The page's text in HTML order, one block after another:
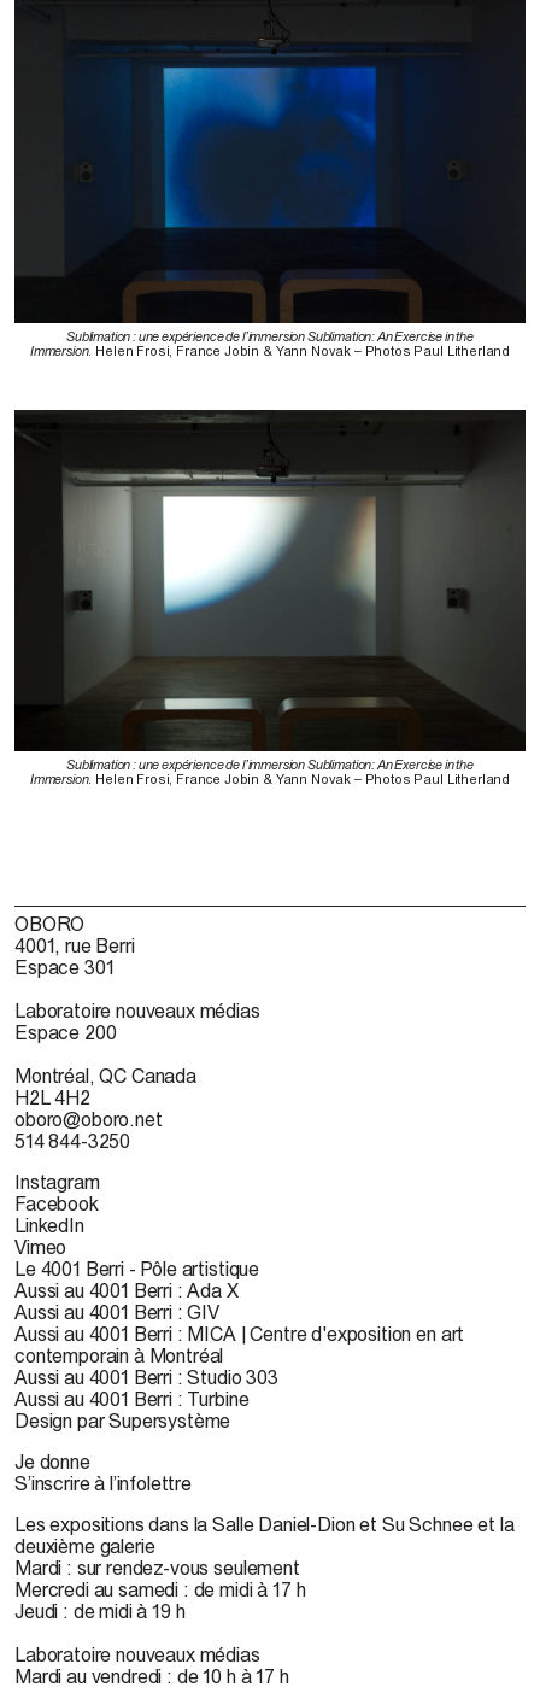
Sublimation : une expérience de l’immersion Sublimation: An Exercise in the
Immersion. Helen Frosi, France Jobin & Yann Novak – Photos Paul Litherland
Sublimation : une expérience de l’immersion Sublimation: An Exercise in the
Immersion. Helen Frosi, France Jobin & Yann Novak – Photos Paul Litherland
OBORO
4001, rue Berri
Espace 301
Laboratoire nouveaux médias
Espace 200
Montréal, QC Canada
H2L 4H2
oboro@oboro.net
514 844-3250
Instagram
Facebook
LinkedIn
Vimeo
Le 4001 Berri - Pôle artistique
Aussi au 4001 Berri : Ada X
Aussi au 4001 Berri : GIV
Aussi au 4001 Berri : MICA | Centre d'exposition en art
contemporain à Montréal
Aussi au 4001 Berri : Studio 303
Aussi au 4001 Berri : Turbine
Design par Supersystème
Je donne
S’inscrire à l’infolettre
Les expositions dans la Salle Daniel-Dion et Su Schnee et la
deuxième galerie
Mardi : sur rendez-vous seulement
Mercredi au samedi : de midi à 17 h
Jeudi : de midi à 19 h
Laboratoire nouveaux médias
Mardi au vendredi : de 10 h à 17 h